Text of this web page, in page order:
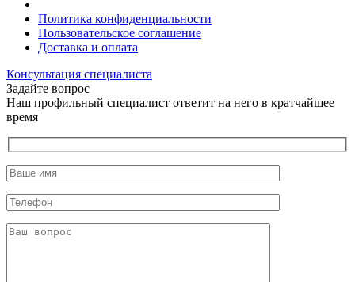
Политика конфиденциальности
Пользовательское соглашение
Доставка и оплата
Консультация специалиста
Задайте вопрос
Наш профильный специалист ответит на него в кратчайшее
время